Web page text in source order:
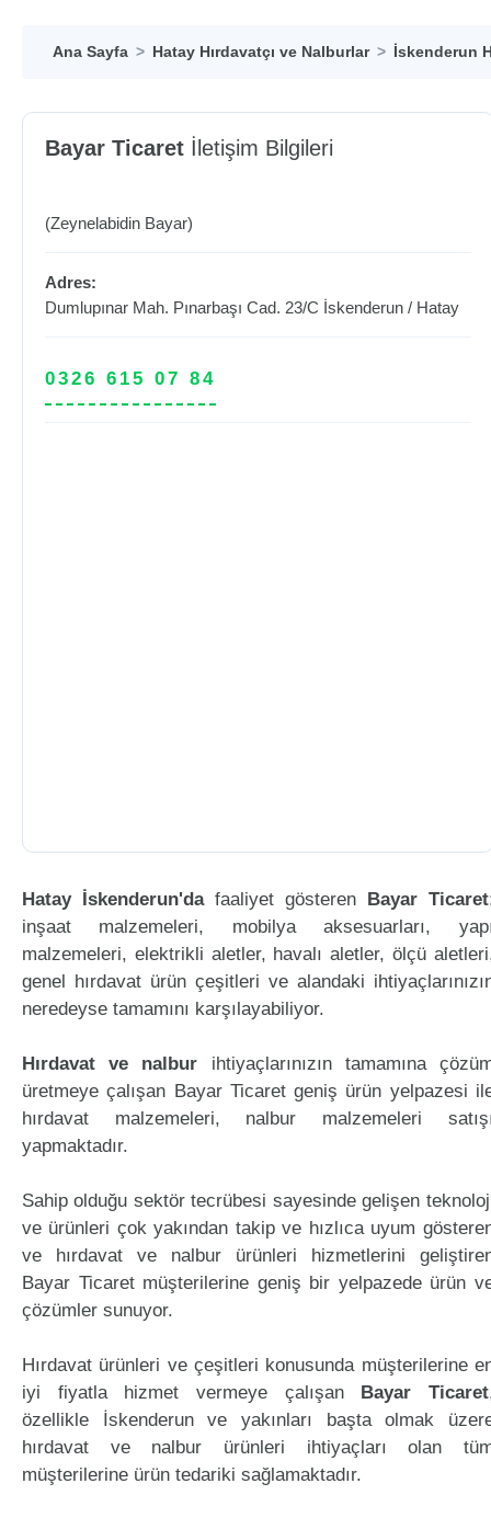
Ana Sayfa Hatay Hırdavatçı ve Nalburlar İskenderun
Bayar Ticaret İletişim Bilgileri
(Zeynelabidin Bayar)
Adres:
Dumlupınar Mah. Pınarbaşı Cad. 23/C İskenderun / Hatay
0326 615 07 84
Hatay İskenderun'dafaaliyet gösteren Bayar Ticaret
inşaat malzemeleri, mobilya aksesuarları,
malzemeleri, elektrikli aletler, havalı aletler, ölçü
genel hırdavat ürün çeşitleri ve alandaki
neredeyse tamamını karşılayabiliyor.
Hırdavat ve nalbur ihtiyaçlarınızın tamamına
üretmeye çalışan Bayar Ticaret geniş ürün yelpazesi
hırdavat malzemeleri, nalbur malzemeleri
yapmaktadır.
Sahip olduğu sektör tecrübesi sayesinde gelişen
ve ürünleri çok yakından takip ve hızlıca uyum
ve hırdavat ve nalbur ürünleri hizmetlerini
Bayar Ticaret müşterilerine geniş bir yelpazede ürün
çözümler sunuyor.
Hırdavat ürünleri ve çeşitleri konusunda müşterilerine
iyi fiyatla hizmet vermeye çalışan Bayar Ticaret
özellikle İskenderun ve yakınları başta olmak
hırdavat ve nalbur ürünleri ihtiyaçları olan
müşterilerine ürün tedariki sağlamaktadır.